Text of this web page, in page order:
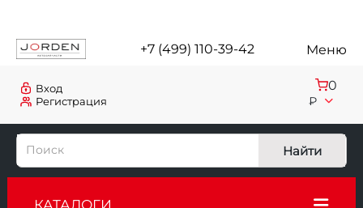
+7 (499) 110-39-42 Меню
Регистрация
Вход 0
₽
Найти
КАТАЛОГИ